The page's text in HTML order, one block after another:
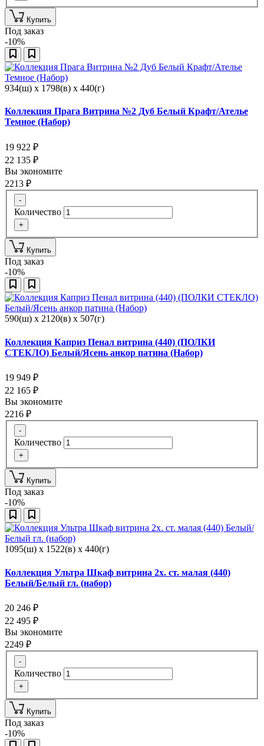
Купить
Под заказ
-10%
934(ш) x 1798(в) x 440(г)
Коллекция Прага Витрина №2 Дуб Белый Крафт/Ателье
Темное (Набор)
19 922 ₽
22 135 ₽
Вы экономите
2213 ₽
-
Количество
+
Купить
Под заказ
-10%
590(ш) x 2120(в) x 507(г)
Коллекция Каприз Пенал витрина (440) (ПОЛКИ
СТЕКЛО) Белый/Ясень анкор патина (Набор)
19 949 ₽
22 165 ₽
Вы экономите
2216 ₽
-
Количество
+
Купить
Под заказ
-10%
1095(ш) x 1522(в) x 440(г)
Коллекция Ультра Шкаф витрина 2х. ст. малая (440)
Белый/Белый гл. (набор)
20 246 ₽
22 495 ₽
Вы экономите
2249 ₽
-
Количество
+
Купить
Под заказ
-10%